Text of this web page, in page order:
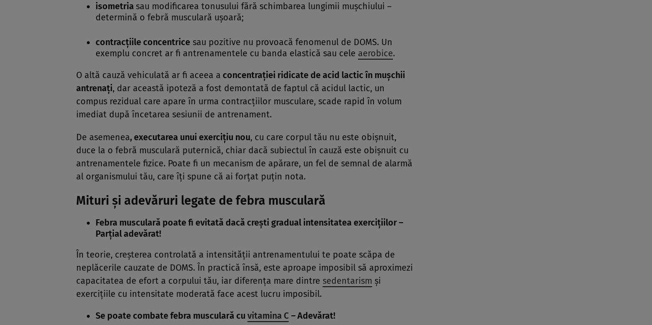
isometria sau modificarea tonusului fără schimbarea lungimii muşchiului –
determină o febră musculară uşoară;
contracţiile concentrice sau pozitive nu provoacă fenomenul de DOMS. Un
exemplu concret ar fi antrenamentele cu banda elastică sau cele aerobice.
O altă cauză vehiculată ar fi aceea a concentraţiei ridicate deacid lacticîn muşchii
antrenaţi, dar această ipoteză a fost demontată de faptul că acidul lactic, un
compus rezidual care apare în urma contracţiilor musculare, scade rapid în volum
imediat după încetarea sesiunii de antrenament.
De asemenea, executarea unui exerciţiu nou, cu care corpul tău nu este obişnuit,
duce la o febră musculară puternică, chiar dacă subiectul în cauză este obişnuit cu
antrenamentele fizice. Poate fi un mecanism de apărare, un fel de semnal de alarmă
al organismului tău, care îţi spune că ai forţat puţin nota.
Mituri şi adevăruri legate de febra musculară
Febra musculară poate fi evitată dacă creşti gradual intensitatea exerciţiilor –
Parţial adevărat!
În teorie, creşterea controlată a intensităţii antrenamentului te poate scăpa de
neplăcerile cauzate de DOMS. În practică însă, este aproape imposibil să aproximezi
capacitatea de efort a corpului tău, iar diferenţa mare dintre sedentarism şi
exerciţiile cu intensitate moderată face acest lucru imposibil.
Se poate combate febra musculară cu vitamina C – Adevărat!